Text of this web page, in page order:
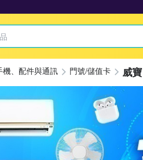
機、配件與通訊 門號/儲值卡 威寶